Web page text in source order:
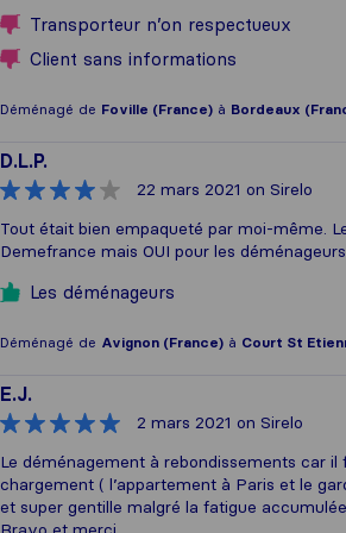
Transporteur n’on respectueux
Client sans informations
Déménagé de Foville (France) à Bordeaux
D.L.P.
22 mars 2021 on Sirelo
Tout était bien empaqueté par moi-même.
Demefrance mais OUI pour les
Les déménageurs
Déménagé de Avignon (France) à Court St
E.J.
2 mars 2021 on Sirelo
Le déménagement à rebondissements car
chargement ( l’appartement à Paris et le
et super gentille malgré la fatigue